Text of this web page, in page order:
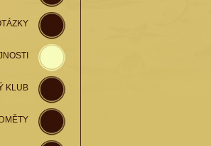
KLUB